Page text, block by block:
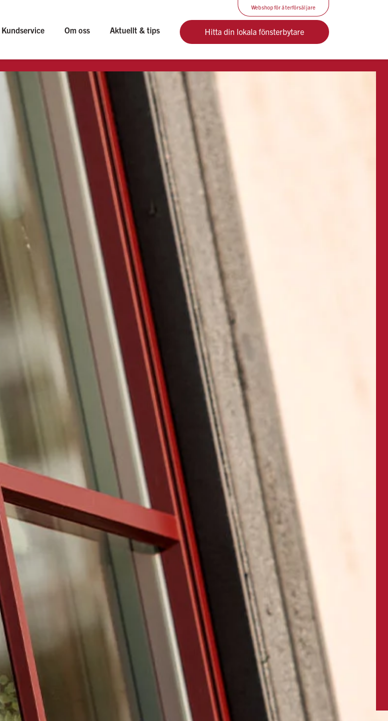
Webshop för återförsäljare
Kundservice Om oss Aktuellt & tips Hitta din lokala fönsterbytare